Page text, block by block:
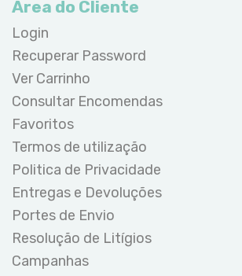
Área do Cliente
Login
Recuperar Password
Ver Carrinho
Consultar Encomendas
Favoritos
Termos de utilização
Politica de Privacidade
Entregas e Devoluções
Portes de Envio
Resolução de Litígios
Campanhas